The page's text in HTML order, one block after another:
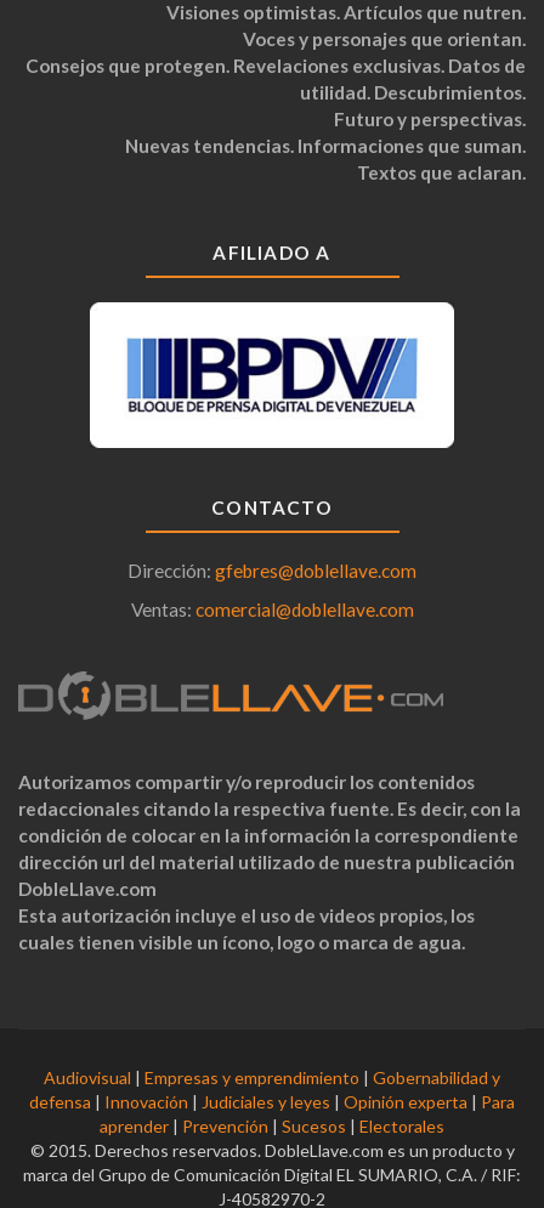
Visiones optimistas. Artículos que nutren.
Voces y personajes que orientan.
Consejos que protegen. Revelaciones exclusivas. Datos de
utilidad. Descubrimientos.
Futuro y perspectivas.
Nuevas tendencias. Informaciones que suman.
Textos que aclaran.
AFILIADO A
CONTACTO
Dirección: gfebres@doblellave.com
Ventas: comercial@doblellave.com
Autorizamos compartir y/o reproducir los contenidos
redaccionales citando la respectiva fuente. Es decir, con la
condición de colocar en la información la correspondiente
dirección url del material utilizado de nuestra publicación
DobleLlave.com
Esta autorización incluye el uso de videos propios, los
cuales tienen visible un ícono, logo o marca de agua.
Audiovisual | Empresas y emprendimiento | Gobernabilidad y
defensa | Innovación | Judiciales y leyes | Opinión experta | Para
aprender | Prevención | Sucesos | Electorales
© 2015. Derechos reservados. DobleLlave.com es un producto y
marca del Grupo de Comunicación Digital EL SUMARIO, C.A. / RIF:
J-40582970-2